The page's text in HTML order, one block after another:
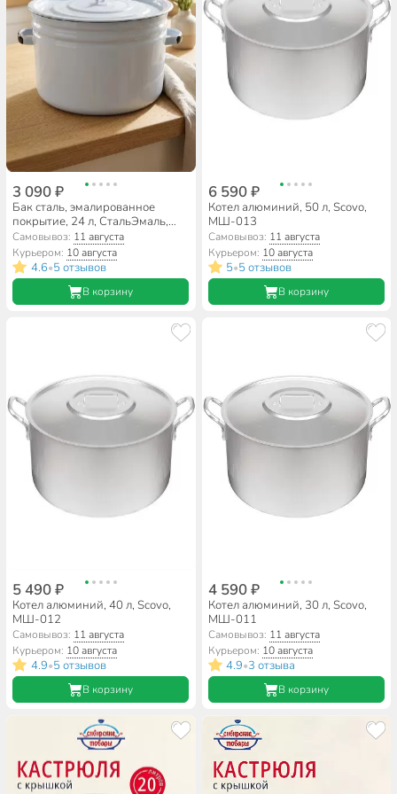
3 090 ₽
Бак сталь, эмалированное
покрытие, 24 л, СтальЭмаль,
2с29, в ассортименте
Самовывоз: 11 августа
Курьером: 10 августа
4.6•5 отзывов
В корзину
6 590 ₽
Котел алюминий, 50 л, Scovo,
МШ-013
Самовывоз: 11 августа
Курьером: 10 августа
5•5 отзывов
В корзину
5 490 ₽
Котел алюминий, 40 л, Scovo,
МШ-012
Самовывоз: 11 августа
Курьером: 10 августа
4.9•5 отзывов
В корзину
4 590 ₽
Котел алюминий, 30 л, Scovo,
МШ-011
Самовывоз: 11 августа
Курьером: 10 августа
4.9•3 отзыва
В корзину